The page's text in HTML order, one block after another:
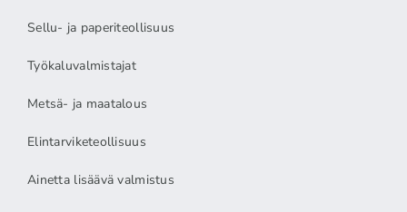
Sellu- ja paperiteollisuus
Työkaluvalmistajat
Metsä- ja maatalous
Elintarviketeollisuus
Ainetta lisäävä valmistus